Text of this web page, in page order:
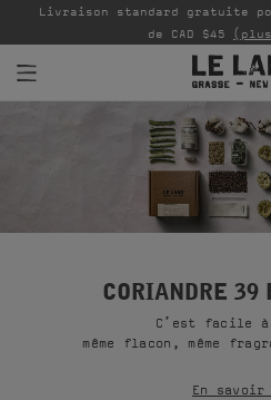
Livraison standard gratuite
de CAD $45
CORIANDRE 39
C’est facile
même flacon, même
En savoir